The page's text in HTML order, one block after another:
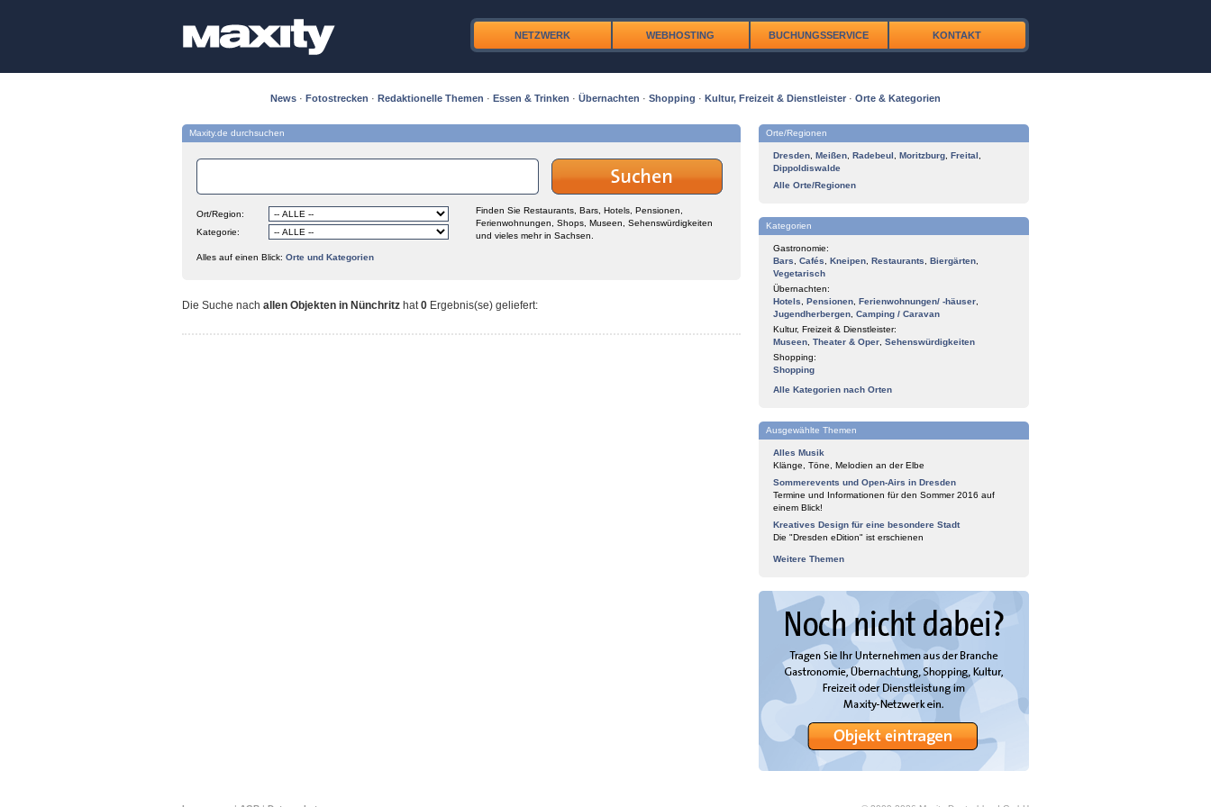
NETZWERK WEBHOSTING BUCHUNGSSERVICE KONTAKT
News · Fotostrecken · Redaktionelle Themen · Essen & Trinken · Übernachten · Shopping · Kultur, Freizeit & Dienstleister · Orte & Kategorien
Maxity.de durchsuchen
Ort/Region:
Kategorie:
Finden Sie Restaurants, Bars, Hotels, Pensionen,
Ferienwohnungen, Shops, Museen, Sehenswürdigkeiten
und vieles mehr in Sachsen.
Alles auf einen Blick: Orte und Kategorien
Die Suche nach allen Objekten in Nünchritz hat0 Ergebnis(se) geliefert:
Orte/Regionen
Dresden Meißen Radebeul Moritzburg Freital
Dippoldiswalde
Alle Orte/Regionen
Kategorien
Gastronomie:
Bars
Cafés Kneipen Restaurants Biergärten
Vegetarisch
Übernachten:
Hotels
Pensionen Ferienwohnungen/ -häuser
Jugendherbergen Camping / Caravan
Kultur, Freizeit & Dienstleister:
Museen Theater & Oper Sehenswürdigkeiten
Shopping:
Shopping
Alle Kategorien nach Orten
Ausgewählte Themen
Alles Musik
Klänge, Töne, Melodien an der Elbe
Sommerevents und Open-Airs in Dresden
Termine und Informationen für den Sommer 2016 auf
einem Blick!
Kreatives Design für eine besondere Stadt
Die "Dresden eDition" ist erschienen
Weitere Themen